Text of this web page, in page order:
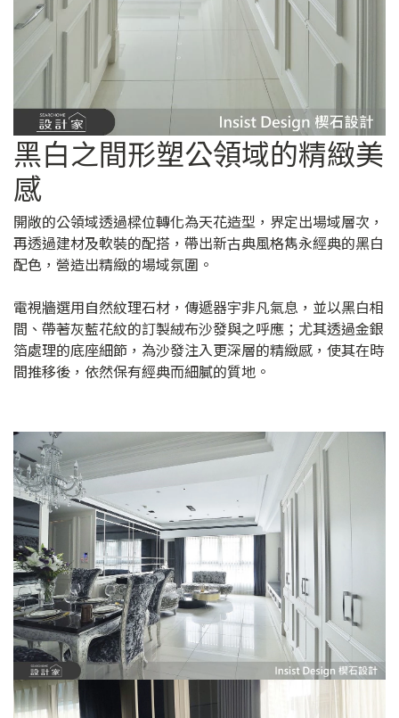
黑白之間形塑公領域的精緻美
感
開敞的公領域透過樑位轉化為天花造型，界定出場域層次，
再透過建材及軟裝的配搭，帶出新古典風格雋永經典的黑白
配色，營造出精緻的場域氛圍。
電視牆選用自然紋理石材，傳遞器宇非凡氣息，並以黑白相
間、帶著灰藍花紋的訂製絨布沙發與之呼應；尤其透過金銀
箔處理的底座細節，為沙發注入更深層的精緻感，使其在時
間推移後，依然保有經典而細膩的質地。